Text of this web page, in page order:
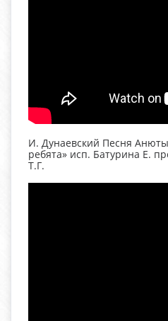
И. Дунаевский Песня
ребята» исп. Батурина Е.
Т.Г.